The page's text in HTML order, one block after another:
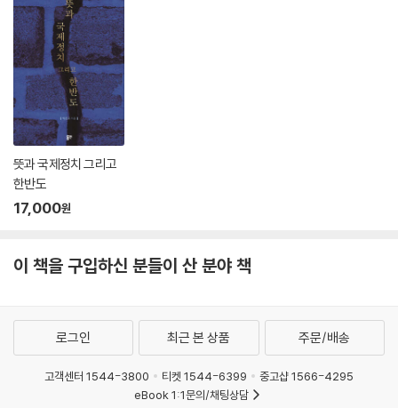
5·18은 오래된 현재이고, 전두환은 이제 과거가 돼 버렸다. 그의 손에 묻힌
광주의 피가 얼마인데 한 점 사죄나 반성도 없이 그는 무대의 뒤편으로 사
라져 버렸다. 5월 광주에 대한 ‘광주폭력’은 지금도 한도 끝도 없다. 2019
년에는 금배지 3인의 광주폭동이 국회에서 일어나더니, 올해엔 어느 대학
강의실에서 광주폭동이 나왔다. 교수라는 사람이 5·18을 ‘시민폭동’이라
며 전두환 무죄, 지만원 무죄를 강의한 것이다. 2차 폭력으로 광주는 41년
째 고통이다.
저자는 물었다. “전두환 전 대통령께서는 무엇 때문에 광주사태의 장군으
로 남아 계시나요? 이제 그만 광주사태를 놓아 주셔야 광주가, 나라가 더
마디 말, 한 마디 사과도 없이 그는 떠났다.
이 책은 ‘5·18’의 전체 과정을 기록하거나, 광주시민의 항쟁을 그린 기존의
출판물과는 다르다. 광주시민의 항쟁을 짓밟은 ‘전두환 장군’의 반란내란,
즉 군사폭동에 초점이 맞추어져 있다. 해 놓고 하지 않았다고 오리발을 내
뜻과 국제정치 그리고
한반도
17,000원
이 책을 구입하신 분들이 산 분야 책
로그인 최근 본 상품 주문/배송
고객센터 1544-3800 티켓 1544-6399
중고샵 1566-4295
eBook 1:1문의/채팅상담